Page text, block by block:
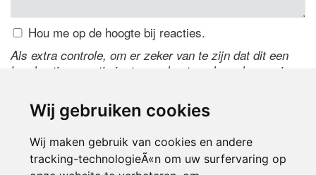
Wij gebruiken cookies
Wij maken gebruik van cookies en andere
tracking-technologieÃ«n om uw surfervaring op
Hou me op de hoogte bij reacties.
Als extra controle, om er zeker van te zijn dat dit een
handmatige reactie is, typ onderstaande code over in
de code te wijzigen.